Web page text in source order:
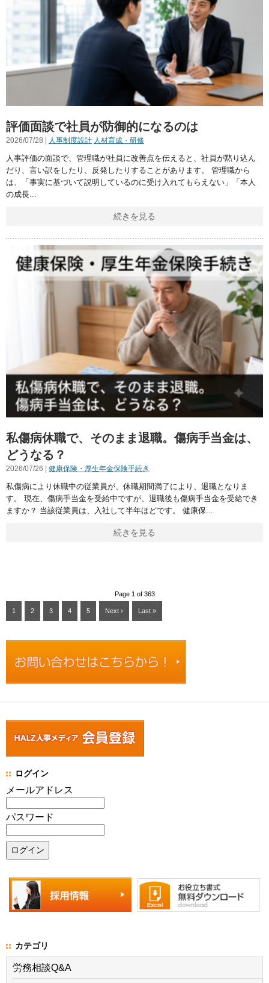
評価面談で社員が防御的になるのは
2026/07/28 | 人事制度設計 人材育成・研修
人事評価の面談で、管理職が社員に改善点を伝えると、社員が黙り込ん
だり、言い訳をしたり、反発したりすることがあります。 管理職から
は、「事実に基づいて説明しているのに受け入れてもらえない」「本人
の成長
続きを見る
私傷病休職で、そのまま退職。傷病手当金は、
どうなる？
2026/07/26 | 健康保険・厚生年金保険手続き
私傷病により休職中の従業員が、休職期間満了により、退職となりま
す。 現在、傷病手当金を受給中ですが、退職後も傷病手当金を受給でき
ますか？ 当該従業員は、入社して半年ほどです。 健康保
続きを見る
Page 1 of 363
1 2 3 4 5 Next › Last »
ログイン
メールアドレス
パスワード
カテゴリ
労務相談Q&A